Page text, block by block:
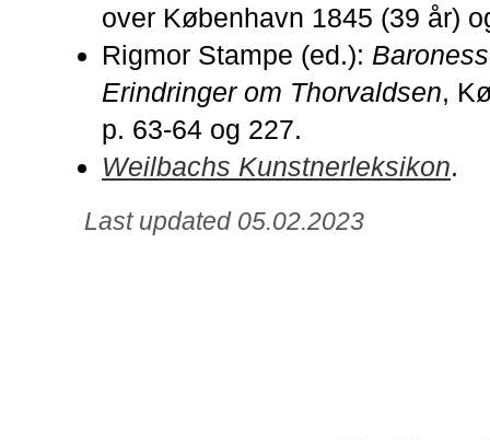
over København 1845 (39 år)
Rigmor Stampe (ed.):
Erindringer om Thorvaldsen,
p. 63-64 og 227.
Weilbachs Kunstnerleksikon.
Last updated 05.02.2023